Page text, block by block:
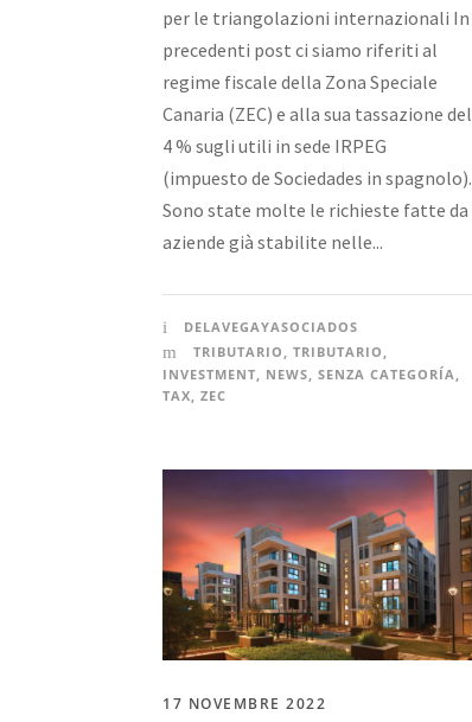
per le triangolazioni internazionali In
precedenti post ci siamo riferiti al
regime fiscale della Zona Speciale
Canaria (ZEC) e alla sua tassazione del
4 % sugli utili in sede IRPEG
(impuesto de Sociedades in spagnolo).
Sono state molte le richieste fatte da
aziende già stabilite nelle...
DELAVEGAYASOCIADOS
TRIBUTARIO , TRIBUTARIO ,
INVESTMENT, NEWS, SENZA CATEGORÍA,
TAX, ZEC
17 NOVEMBRE 2022